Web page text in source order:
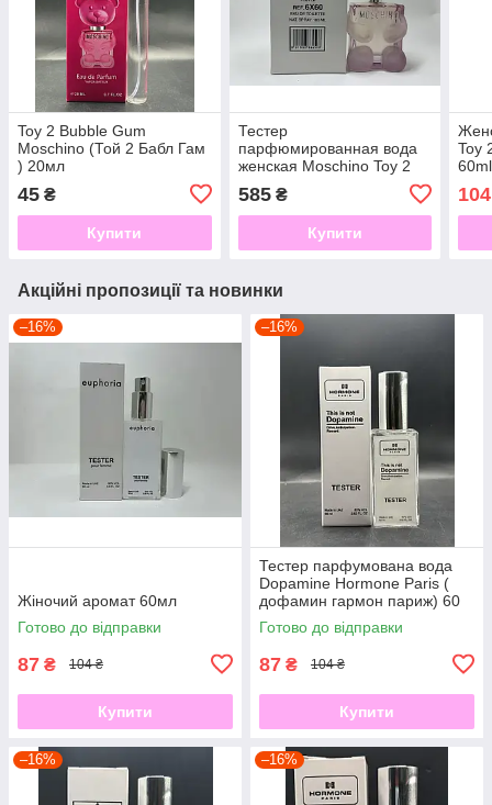
Toy 2 Bubble Gum
Moschino (Той 2 Бабл Гам
) 20мл
45 ₴
Купити
Тестер
парфюмированная вода
женская Moschino Toy 2
Бабл Гам) 100мл ( БЕЗ
КРИШКИ)
585₴
Купити
Toy
104
Акційні пропозиції та новинки
–16%
Жіночий аромат 60мл
Готово до відправки
87 ₴ 104 ₴
Купити
–16%
Тестер парфумована вода
Dopamine Hormone Paris (
дофамин гармон париж) 60
мл
Готово до відправки
87 ₴ 104 ₴
Купити
–16% –16%